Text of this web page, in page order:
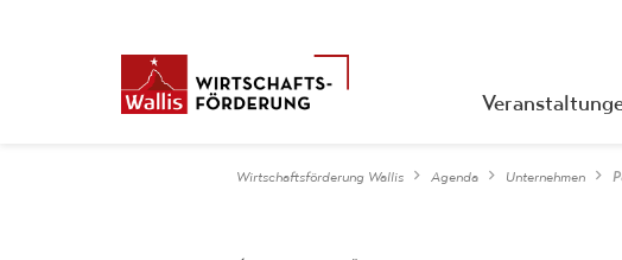
Wirtschaftsförderung Wallis Agenda Unternehmen